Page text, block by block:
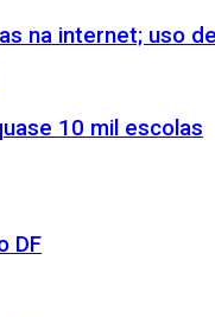
na internet; uso
10 mil escolas
DF